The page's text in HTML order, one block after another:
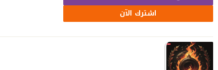
اشترك الآن